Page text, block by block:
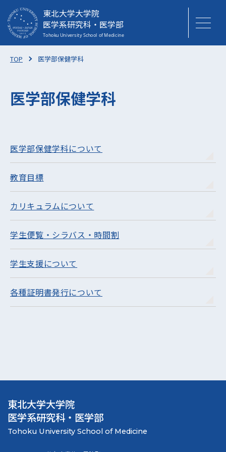
東北大学大学院
医学系研究科・医学部
TOP 医学部保健学科
医学部保健学科
医学部保健学科について
教育目標
カリキュラムについて
学生便覧・シラバス・時間割
学生支援について
各種証明書発行について
東北大学大学院
医学系研究科・医学部